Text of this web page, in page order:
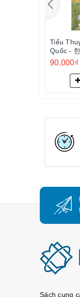
Tiểu
Quốc -
90.000₫
Sách cung